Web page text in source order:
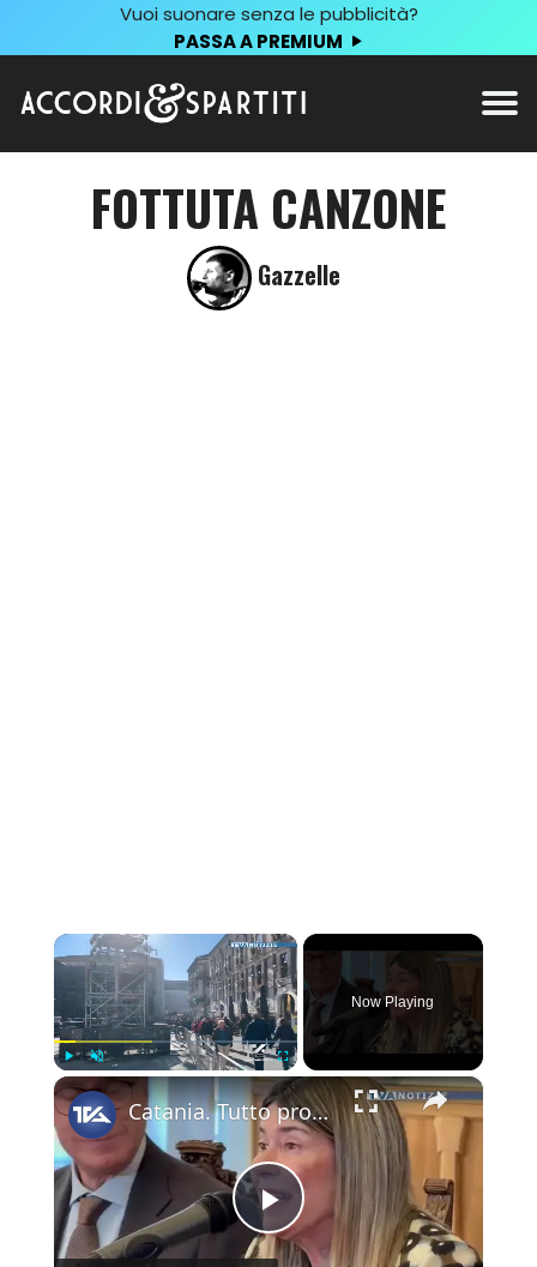
Vuoi suonare senza le pubblicità?
PASSA A PREMIUM
FOTTUTA CANZONE
Gazzelle
×
Unmute Fullscreen
Now Playing
×
Play
Catania. Tutto pronto per festeggiare l’ultimo giorno dell’anno con “Capodanno in Musica” in dirett